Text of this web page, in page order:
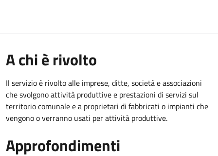
A chi è rivolto
Il servizio è rivolto alle imprese, ditte, società e associazioni
che svolgono attività produttive e prestazioni di servizi sul
territorio comunale e a proprietari di fabbricati o impianti che
vengono o verranno usati per attività produttive.
Approfondimenti